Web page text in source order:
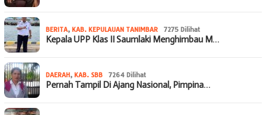
BERITA, KAB. KEPULAUAN TANIMBAR 7275 Dilihat
Kepala UPP Klas II Saumlaki Menghimbau M…
DAERAH, KAB. SBB 7264 Dilihat
Pernah Tampil Di Ajang Nasional, Pimpina…